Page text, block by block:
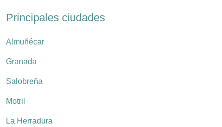
Principales ciudades
Almuñécar
Granada
Salobreña
Motril
La Herradura